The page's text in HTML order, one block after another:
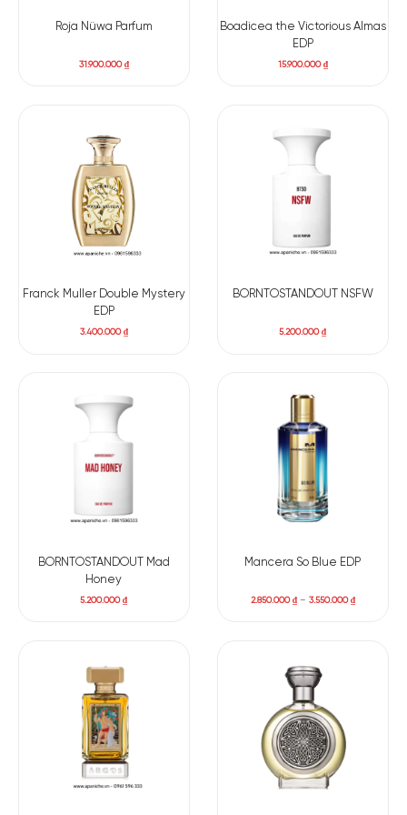
ngọt dịu và có chiều sâu, khiến La Fille De Berlin trở nên lưu
Tại sao nên nước hoa Serge Lutens La Fille De Berlin
Serge Lutens La Fille De Berlin là lựa chọn hoàn hảo dành cho
tính nghệ thuật cao và giàu cảm xúc. Đây không phải chai
nước hoa hoa hồng “an toàn” hay đại trà, mà là mùi hương
Nếu bạn yêu phong cách nước hoa niche, thích hoa hồng
trầm, ngọt vừa phải, một mùi hương có độ lưu hương tốt và
dấu ấn cá nhân rõ rệt, thì nước hoa unisex La Fille De Berlin
chắc chắn là là lựa chọn đáng mua nhất!
Roja Nüwa Parfum
31.900.000₫
Boadicea the Victorious Almas
EDP
15.900.000₫
Franck Muller Double Mystery
EDP
3.400.000₫
BORNTOSTANDOUT NSFW
5.200.000₫
BORNTOSTANDOUT Mad
Honey
5.200.000₫
Mancera So Blue EDP
2.850.000₫– 3.550.000₫